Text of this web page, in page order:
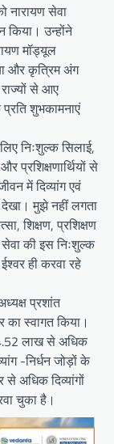
नारायण सेवा
किया। उन्होंने
मॉड्यूल
और कृत्रिम अंग
से आए
शुभकामनाएं
निःशुल्क सिलाई,
प्रशिक्षणार्थियों से
में दिव्यांग एवं
देखा। मुझे नहीं लगता
शिक्षण, प्रशिक्षण
की इस निःशुल्क
ही करवा रहे
प्रशांत
स्वागत किया।
लाख से अधिक
-निर्धन जोड़ों के
से अधिक दिव्यांगों
चुका है।